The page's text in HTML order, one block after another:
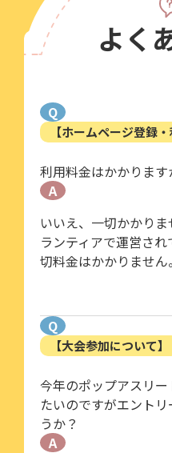
よく
Q
【ホームページ登録
利用料金はかかります
A
いいえ、一切かかり
ランティアで運営さ
切料金はかかりません。
Q
【大会参加について】
今年のポップアスリ
たいのですがエント
うか？
A